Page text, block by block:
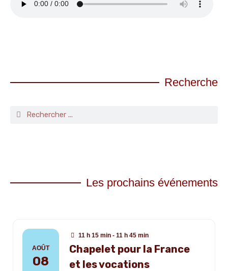
Recherche
Les prochains événements
AOÛT
08
11 h 15 min - 11 h 45 min
Chapelet pour la France
et les vocations